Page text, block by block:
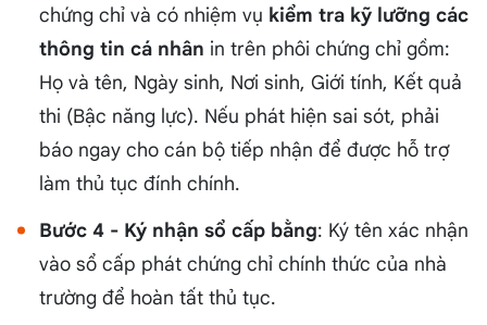
chứng chỉ và có nhiệm vụ kiểm tra kỹ lưỡng các
thông tin cá nhân in trên phôi chứng chỉ gồm:
Họ và tên, Ngày sinh, Nơi sinh, Giới tính, Kết quả
thi (Bậc năng lực). Nếu phát hiện sai sót, phải
báo ngay cho cán bộ tiếp nhận để được hỗ trợ
làm thủ tục đính chính.
Bước 4 - Ký nhận sổ cấp bằng: Ký tên xác nhận
vào sổ cấp phát chứng chỉ chính thức của nhà
trường để hoàn tất thủ tục.